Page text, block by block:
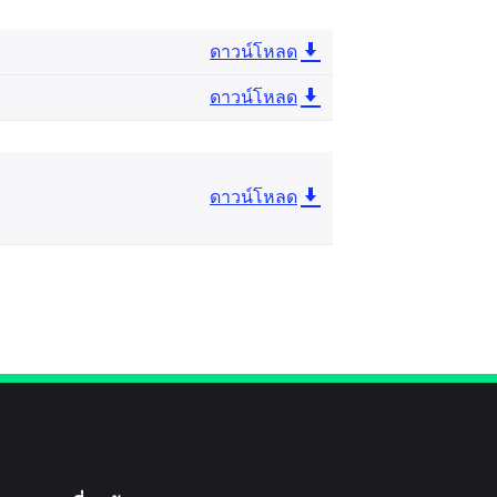
ดาวน์โหลด
ดาวน์โหลด
ดาวน์โหลด